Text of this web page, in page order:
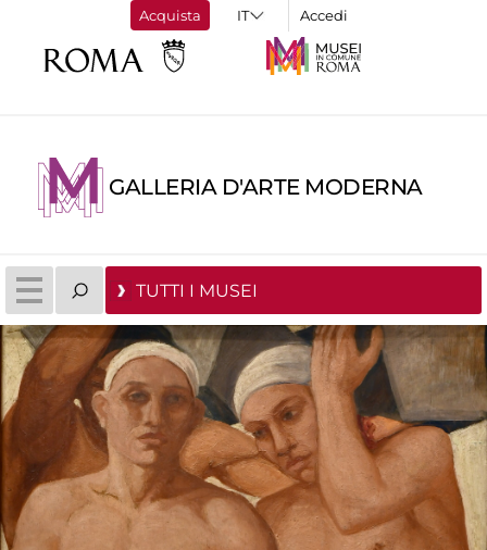
Acquista Accedi
GALLERIA D'ARTE MODERNA
TUTTI I MUSEI